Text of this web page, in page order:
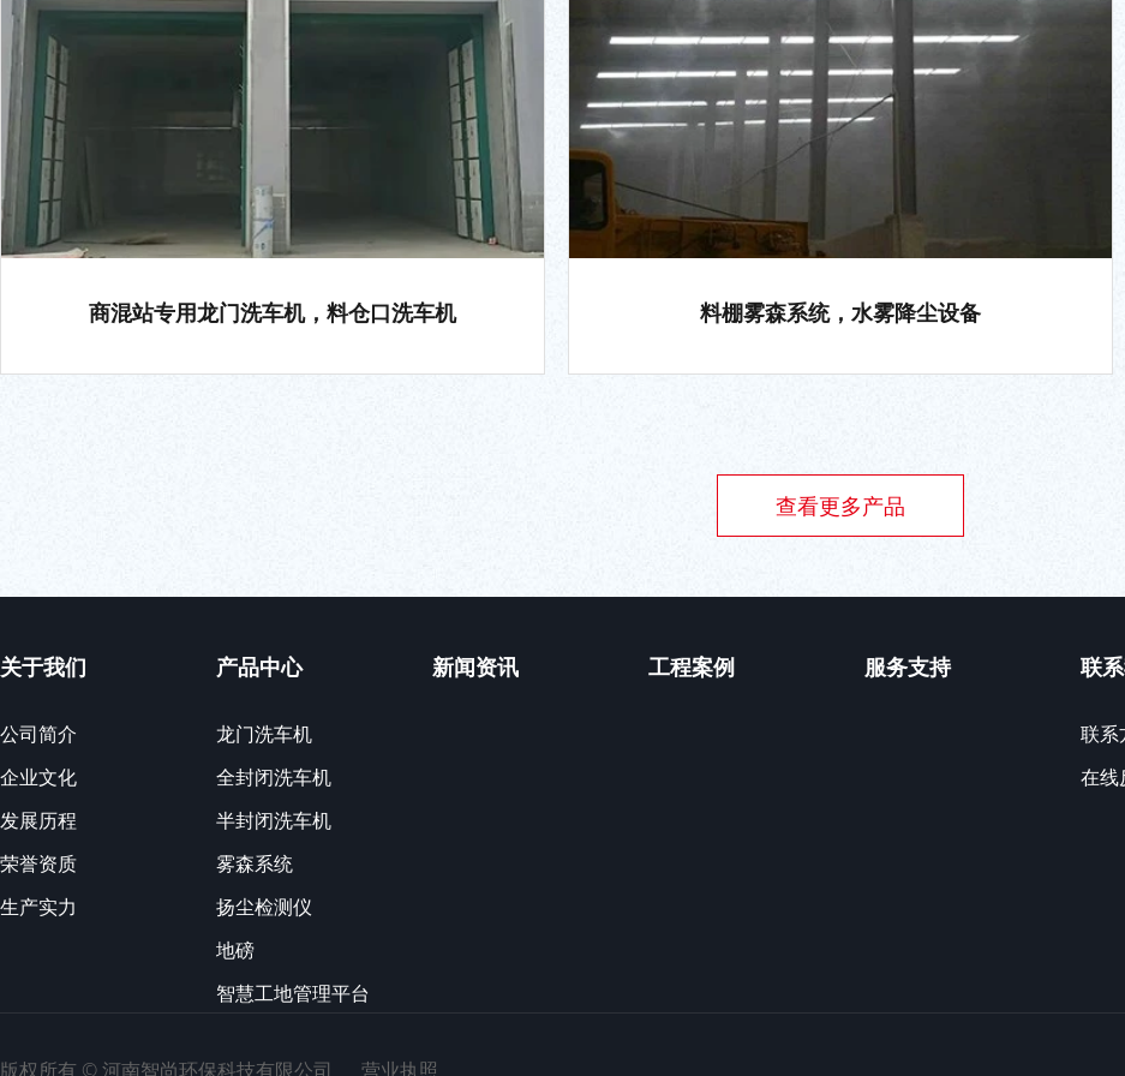
商混站专用龙门洗车机，料仓口洗车机 料棚雾森系统，水雾降尘设备
查看更多产品
关于我们
公司简介
企业文化
发展历程
荣誉资质
生产实力
产品中心
龙门洗车机
全封闭洗车机
半封闭洗车机
雾森系统
扬尘检测仪
地磅
智慧工地管理平台
新闻资讯 工程案例 服务支持 联
联系
在线
版权所有 ©河南智尚环保科技有限公司 营业执照